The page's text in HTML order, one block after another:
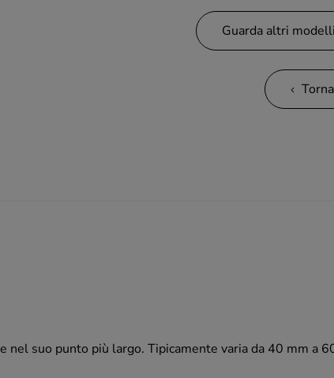
Guarda altri
nel suo punto più largo. Tipicamente varia da 40 mm a